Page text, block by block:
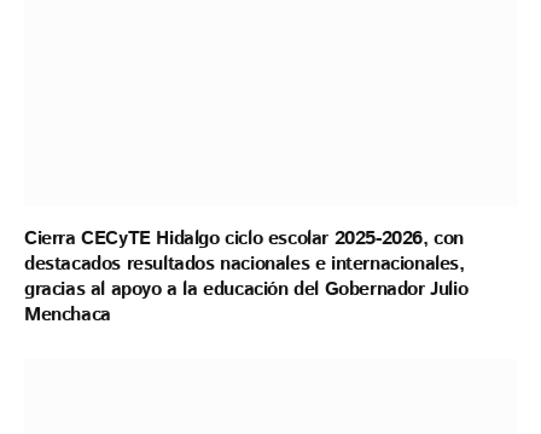
Cierra CECyTE Hidalgo ciclo escolar 2025-2026, con
destacados resultados nacionales e internacionales,
gracias al apoyo a la educación del Gobernador Julio
Menchaca